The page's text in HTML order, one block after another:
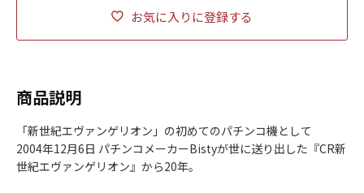
お気に入りに登録する
商品説明
「新世紀エヴァンゲリオン」の初めてのパチンコ機として
2004年12月6日 パチンコメーカーBistyが世に送り出した『CR新
世紀エヴァンゲリオン』から20年。